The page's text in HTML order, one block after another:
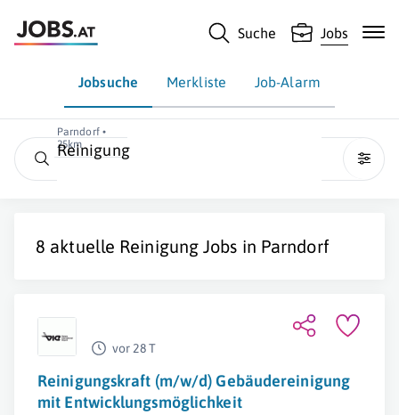
Suche Jobs
Jobsuche Merkliste Job-Alarm
Parndorf •
25km
Reinigung
8 aktuelle Reinigung Jobs in Parndorf
vor 28 T
Reinigungskraft (m/w/d) Gebäudereinigung
mit Entwicklungsmöglichkeit